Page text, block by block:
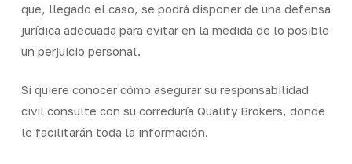
que, llegado el caso, se podrá disponer de una defensa
jurídica adecuada para evitar en la medida de lo posible
un perjuicio personal.
Si quiere conocer cómo asegurar su responsabilidad
civil consulte con su correduría Quality Brokers, donde
le facilitarán toda la información.